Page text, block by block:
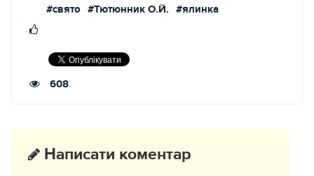
#свято
#Тютюнник О.Й. #ялинка
608
Написати коментар